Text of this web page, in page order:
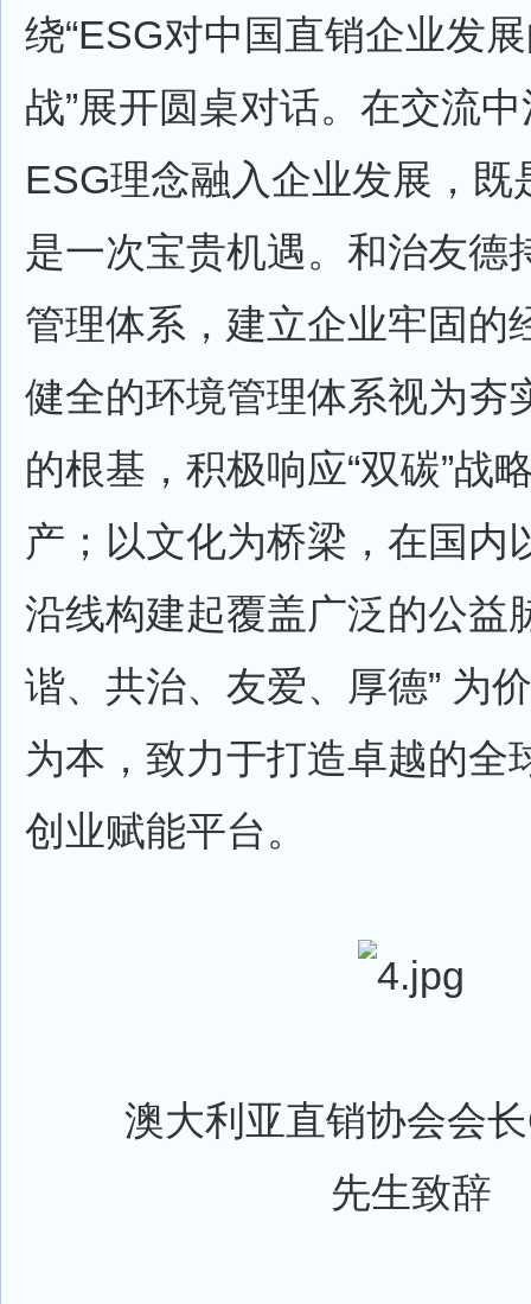
绕“ESG对中国直销企业发
战”展开圆桌对话。在交流
ESG理念融入企业发展，既
是一次宝贵机遇。和治友德
管理体系，建立企业牢固的
健全的环境管理体系视为夯
的根基，积极响应“双碳”战
产；以文化为桥梁，在国内
沿线构建起覆盖广泛的公益
谐、共治、友爱、厚德” 为
为本，致力于打造卓越的全
创业赋能平台。
澳大利亚直销协会会长
先生致辞